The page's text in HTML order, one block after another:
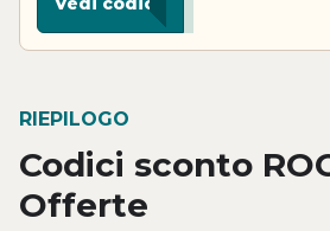
RIEPILOGO
Codici sconto
Offerte